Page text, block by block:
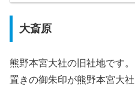
大斎原
熊野本宮大社の旧社地です
置きの御朱印が熊野本宮大社